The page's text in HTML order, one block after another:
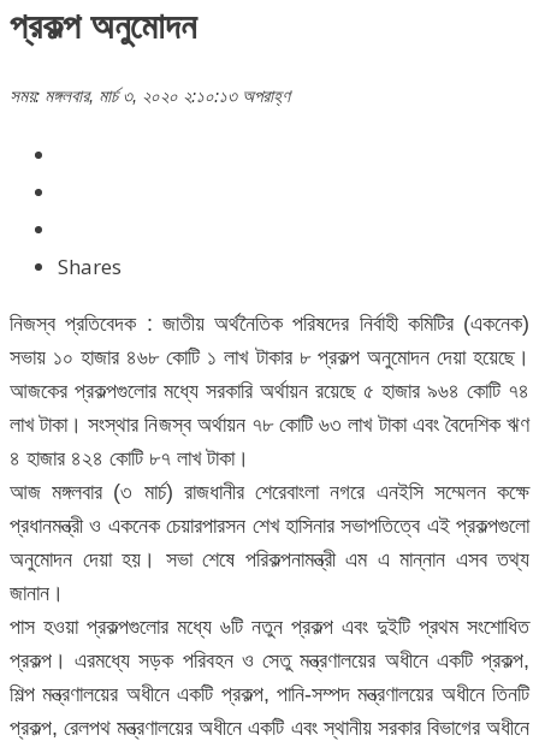
প্রকল্প অনুমোদন
সময়: মঙ্গলবার, মার্চ ৩, ২০২০ ২:১০:১৩ অপরাহ্ণ
Shares
নিজস্ব প্রতিবেদক : জাতীয় অর্থনৈতিক পরিষদের নির্বাহী কমিটির (একনেক)
সভায় ১০ হাজার ৪৬৮ কোটি ১ লাখ টাকার ৮ প্রকল্প অনুমোদন দেয়া হয়েছে।
আজকের প্রকল্পগুলোর মধ্যে সরকারি অর্থায়ন রয়েছে ৫ হাজার ৯৬৪ কোটি ৭৪
লাখ টাকা। সংস্থার নিজস্ব অর্থায়ন ৭৮ কোটি ৬৩ লাখ টাকা এবং বৈদেশিক ঋণ
৪ হাজার ৪২৪ কোটি ৮৭ লাখ টাকা।
আজ মঙ্গলবার (৩ মার্চ) রাজধানীর শেরেবাংলা নগরে এনইসি সম্মেলন কক্ষে
প্রধানমন্ত্রী ও একনেক চেয়ারপারসন শেখ হাসিনার সভাপতিত্বে এই প্রকল্পগুলো
অনুমোদন দেয়া হয়। সভা শেষে পরিকল্পনামন্ত্রী এম এ মান্নান এসব তথ্য
জানান।
পাস হওয়া প্রকল্পগুলোর মধ্যে ৬টি নতুন প্রকল্প এবং দুইটি প্রথম সংশোধিত
প্রকল্প। এরমধ্যে সড়ক পরিবহন ও সেতু মন্ত্রণালয়ের অধীনে একটি প্রকল্প,
শিল্প মন্ত্রণালয়ের অধীনে একটি প্রকল্প, পানি-সম্পদ মন্ত্রণালয়ের অধীনে তিনটি
প্রকল্প, রেলপথ মন্ত্রণালয়ের অধীনে একটি এবং স্থানীয় সরকার বিভাগের অধীনে